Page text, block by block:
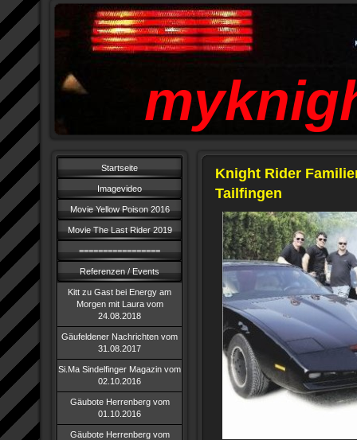
Startseite
Imagevideo
Movie Yellow Poison 2016
Movie The Last Rider 2019
=================
Referenzen / Events
Kitt zu Gast bei Energy am
Morgen mit Laura vom
24.08.2018
Gäufeldener Nachrichten vom
31.08.2017
Si.Ma Sindelfinger Magazin vom
02.10.2016
Gäubote Herrenberg vom
01.10.2016
Gäubote Herrenberg vom
Knight Rider
Tailfingen